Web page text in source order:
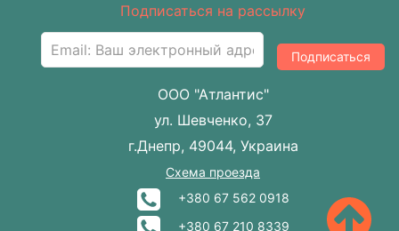
Подписаться на рассылку
Подписаться
ООО "Атлантис"
ул. Шевченко, 37
г.Днепр, 49044, Украина
Схема проезда
+380 67 562 0918
+380 67 210 8339